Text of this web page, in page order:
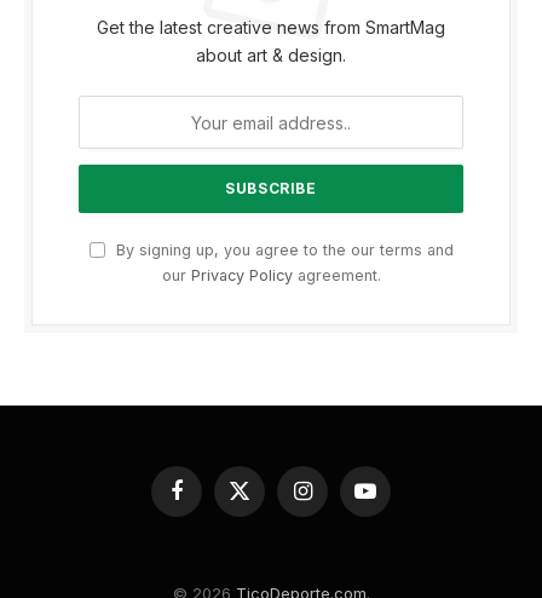
Get the latest creative news from SmartMag
about art & design.
By signing up, you agree to the our terms and
our Privacy Policyagreement.
Facebook
X
InstagramYouTube
© 2026 TicoDeporte.com.